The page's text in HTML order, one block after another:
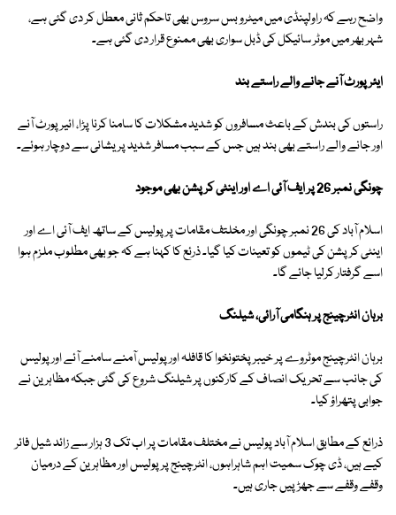
واضح رہے کہ راولپنڈی میں میٹرو بس سروس بھی تاحکم ثانی معطل کر دی گئی ہے،
شہر بھر میں موٹر سائیکل کی ڈبل سواری بھی ممنوع قرار دی گئی ہے۔
ایئرپورٹ آنے جانے والے راستے بند
راستوں کی بندش کے باعث مسافروں کو شدید مشکلات کا سامنا کرنا پڑا، ائیرپورٹ آنے
اور جانے والے راستے بھی بند ہیں جس کے سبب مسافر شدید پریشانی سے دوچار ہوئے۔
چونگی نمبر 26 پر ایف آئی اے اور اینٹی کرپشن بھی موجود
اسلام آباد کی 26 نمبر چونگی اور مخلتف مقامات پر پولیس کے ساتھ ایف آئی اے اور
اینٹی کرپشن کی ٹیموں کو تعینات کیا گیا۔ ذرئع کا کہنا ہے کہ جو بھی مطلوب ملزم ہوا
اسے گرفتار کرلیا جائے گا۔
برہان انٹرچینج پر ہنگامی آرائی، شیلنگ
برہان انٹرچینج موٹروے پر خیبرپختونخوا کا قافلہ اور پولیس آمنے سامنے آئے اور پولیس
کی جانب سے تحریک انصاف کے کارکنوں پر شیلنگ شروع کی گئی جبکہ مظاہرین نے
جوابی پتھراؤ کیا۔
ذرائع کے مطابق اسلام آباد پولیس نے مختلف مقامات پر اب تک 3 ہزار سے زائد شیل فائر
کیے ہیں، ڈی چوک سمیت اہم شاہراہوں، انٹرچینج پر پولیس اور مظاہرین کے درمیان
وقفے وقفے سے جھڑپیں جاری ہیں۔